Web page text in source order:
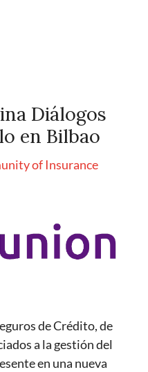
Diálogos
en Bilbao
of Insurance
de Crédito, de
a la gestión del
en una nueva